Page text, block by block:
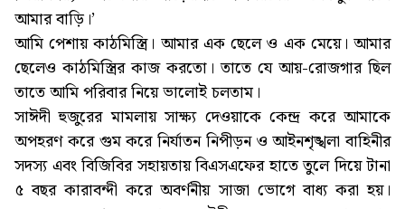
আমার বাড়ি।’
আমি পেশায় কাঠমিস্ত্রি। আমার এক ছেলে ও এক মেয়ে। আমার
ছেলেও কাঠমিস্ত্রির কাজ করতো। তাতে যে আয়-রোজগার ছিল
তাতে আমি পরিবার নিয়ে ভালোই চলতাম।
সাঈদী হুজুরের মামলায় সাক্ষ্য দেওয়াকে কেন্দ্র করে আমাকে
অপহরণ করে গুম করে নির্যাতন নিপীড়ন ও আইনশৃঙ্খলা বাহিনীর
সদস্য এবং বিজিবির সহায়তায় বিএসএফের হাতে তুলে দিয়ে টানা
৫ বছর কারাবন্দী করে অবর্ণনীয় সাজা ভোগে বাধ্য করা হয়।